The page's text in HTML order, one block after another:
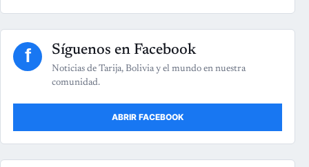
f Síguenos en Facebook
Noticias de Tarija, Bolivia y el mundo en nuestra
comunidad.
ABRIR FACEBOOK